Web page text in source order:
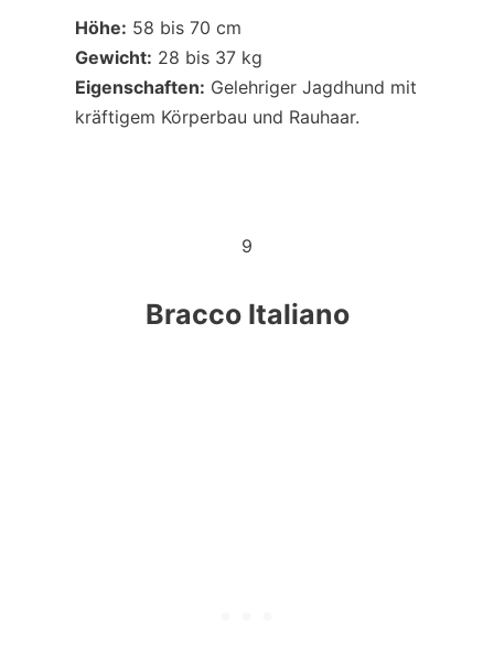
Höhe: 58 bis 70 cm
Gewicht: 28 bis 37 kg
Eigenschaften: Gelehriger Jagdhund mit
kräftigem Körperbau und Rauhaar.
9
Bracco Italiano